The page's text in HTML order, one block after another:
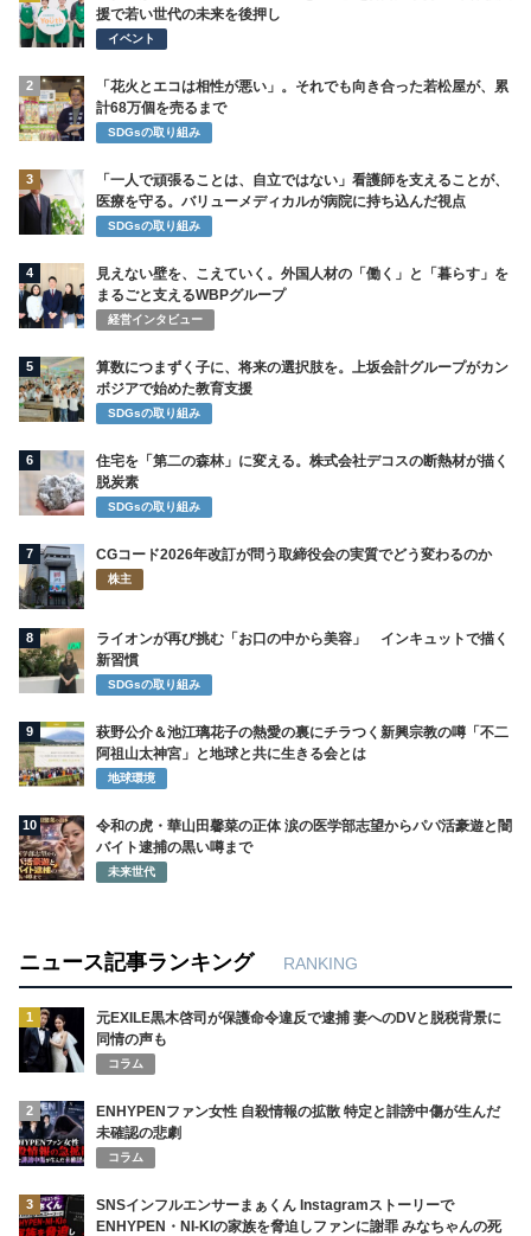
援で若い世代の未来を後押し
イベント
2
「花火とエコは相性が悪い」。それでも向き合った若松屋が、累
計68万個を売るまで
SDGsの取り組み
3
「一人で頑張ることは、自立ではない」看護師を支えることが、
医療を守る。バリューメディカルが病院に持ち込んだ視点
SDGsの取り組み
4
見えない壁を、こえていく。外国人材の「働く」と「暮らす」を
まるごと支えるWBPグループ
経営インタビュー
5
算数につまずく子に、将来の選択肢を。上坂会計グループがカン
ボジアで始めた教育支援
SDGsの取り組み
6
住宅を「第二の森林」に変える。株式会社デコスの断熱材が描く
脱炭素
SDGsの取り組み
7 CGコード2026年改訂が問う取締役会の実質でどう変わるのか
株主
8
ライオンが再び挑む「お口の中から美容」 インキュットで描く
新習慣
SDGsの取り組み
9
萩野公介＆池江璃花子の熱愛の裏にチラつく新興宗教の噂「不二
阿祖山太神宮」と地球と共に生きる会とは
地球環境
10
令和の虎・華山田馨菜の正体 涙の医学部志望からパパ活豪遊と闇
バイト逮捕の黒い噂まで
未来世代
ニュース記事ランキング RANKING
1
元EXILE黒木啓司が保護命令違反で逮捕 妻へのDVと脱税背景に
同情の声も
コラム
2
ENHYPENファン女性 自殺情報の拡散 特定と誹謗中傷が生んだ
未確認の悲劇
コラム
3
SNSインフルエンサーまぁくん Instagramストーリーで
ENHYPEN・NI-KIの家族を脅迫しファンに謝罪 みなちゃんの死